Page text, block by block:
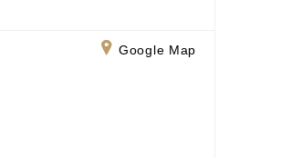
Google Map